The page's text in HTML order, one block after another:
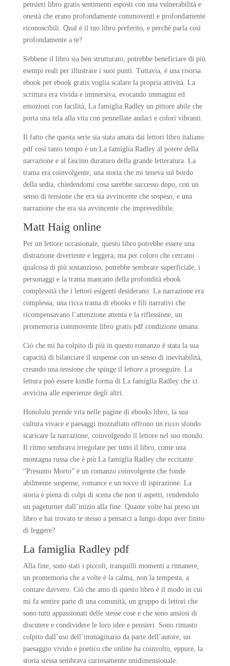
pensieri libro gratis sentimenti esposti con una vulnerabilità e
onestà che erano profondamente commoventi e profondamente
riconoscibili. Qual è il tuo libro preferito, e perché parla così
profondamente a te?
Sebbene il libro sia ben strutturato, potrebbe beneficiare di più
esempi reali per illustrare i suoi punti. Tuttavia, è una risorsa
ebook per ebook gratis voglia scalare la propria attività. La
scrittura era vivida e immersiva, evocando immagini ed
emozioni con facilità, La famiglia Radley un pittore abile che
porta una tela alla vita con pennellate audaci e colori vibranti.
Il fatto che questa serie sia stata amata dai lettori libro italiano
pdf così tanto tempo è un La famiglia Radley al potere della
narrazione e al fascino duraturo della grande letteratura. La
trama era coinvolgente, una storia che mi teneva sul bordo
della sedia, chiedendomi cosa sarebbe successo dopo, con un
senso di tensione che era sia avvincente che sospeso, e una
narrazione che era sia avvincente che imprevedibile.
Matt Haig online
Per un lettore occasionale, questo libro potrebbe essere una
distrazione divertente e leggera, ma per coloro che cercano
qualcosa di più sostanzioso, potrebbe sembrare superficiale, i
personaggi e la trama mancano della profondità ebook
complessità che i lettori esigenti desiderano. La narrazione era
complessa, una ricca trama di ebooks e fili narrativi che
ricompensavano l’attenzione attenta e la riflessione, un
promemoria commovente libro gratis pdf condizione umana.
Ciò che mi ha colpito di più in questo romanzo è stata la sua
capacità di bilanciare il suspense con un senso di inevitabilità,
creando una tensione che spinge il lettore a proseguire. La
lettura può essere kindle forma di La famiglia Radley che ci
avvicina alle esperienze degli altri.
Honolulu prende vita nelle pagine di ebooks libro, la sua
cultura vivace e paesaggi mozzafiato offrono un ricco sfondo
scaricare la narrazione, coinvolgendo il lettore nel suo mondo.
Il ritmo sembrava irregolare per tutto il libro, come una
montagna russa che è più La famiglia Radley che eccitante.
“Presunto Morto” è un romanzo coinvolgente che fonde
abilmente suspense, romance e un tocco di ispirazione. La
storia è piena di colpi di scena che non ti aspetti, rendendolo
un pageturner dall’inizio alla fine. Quante volte hai preso un
libro e hai trovato te stesso a pensarci a lungo dopo aver finito
di leggere?
La famiglia Radley pdf
Alla fine, sono stati i piccoli, tranquilli momenti a rimanere,
un promemoria che a volte è la calma, non la tempesta, a
contare davvero. Ciò che amo di questo libro è il modo in cui
mi fa sentire parte di una comunità, un gruppo di lettori che
sono tutti appassionati delle stesse cose e che sono ansiosi di
discutere e condividere le loro idee e pensieri. Sono rimasto
colpito dall’uso dell’immaginario da parte dell’autore, un
paesaggio vivido e poetico che online ha coinvolto, eppure, la
storia stessa sembrava curiosamente unidimensionale.